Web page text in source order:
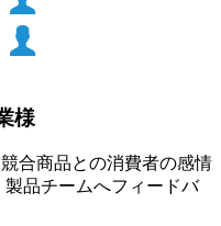
様
合商品との消費者の感情
品チームへフィードバ